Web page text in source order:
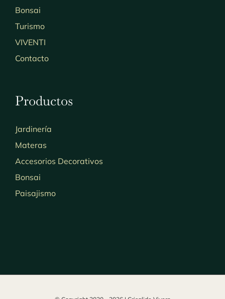
Bonsai
Turismo
VIVENTI
Contacto
Productos
Jardinería
Materas
Accesorios Decorativos
Bonsai
Paisajismo